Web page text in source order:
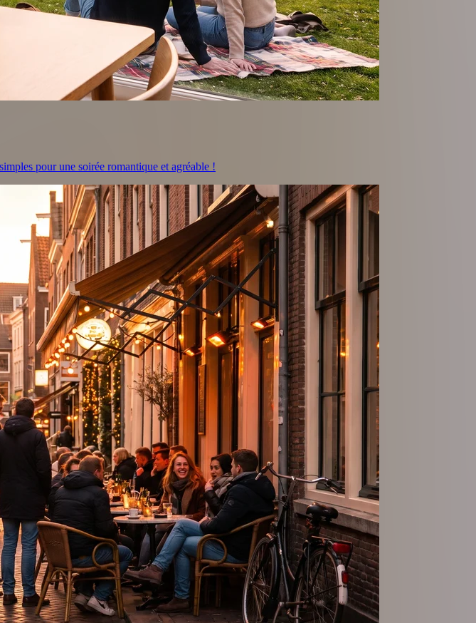
pour une soirée romantique et agréable !